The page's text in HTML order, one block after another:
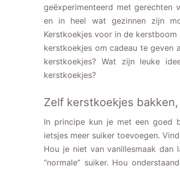
geëxperimenteerd met gerechten
en in heel wat gezinnen zijn
Kerstkoekjes voor in de kerstboom
kerstkoekjes om cadeau te geven
kerstkoekjes? Wat zijn leuke
kerstkoekjes?
Zelf kerstkoekjes
In principe kun je met een goed
ietsjes meer suiker toevoegen.
Hou je niet van vanillesmaak dan
“normale” suiker. Hou